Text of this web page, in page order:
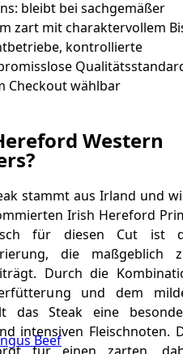
Beef
bleibt bei sachgemäßer
zart mit charaktervollem
kontrollierte
Checkout wählbar
Western
stammt aus Irland und
Irish Hereford
für diesen Cut ist
die maßgeblich
Durch die
und dem
das Steak eine
intensiven Fleischnoten.